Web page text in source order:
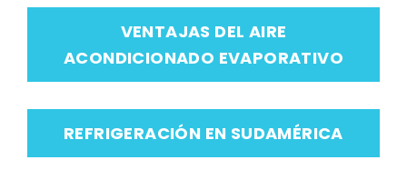
VENTAJAS DEL AIRE
ACONDICIONADO EVAPORATIVO
REFRIGERACIÓN EN SUDAMÉRICA